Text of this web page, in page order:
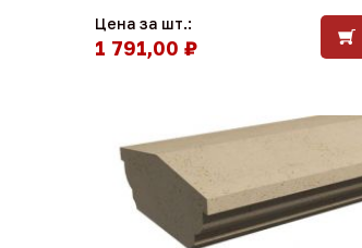
Цена за шт.:
1 791,00 ₽